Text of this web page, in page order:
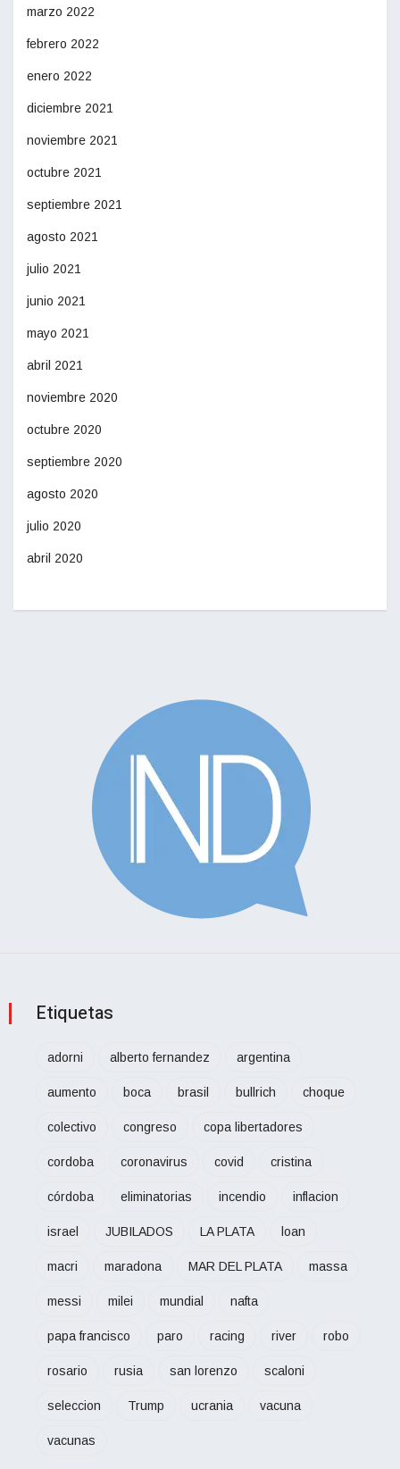
marzo 2022
febrero 2022
enero 2022
diciembre 2021
noviembre 2021
octubre 2021
septiembre 2021
agosto 2021
julio 2021
junio 2021
mayo 2021
abril 2021
noviembre 2020
octubre 2020
septiembre 2020
agosto 2020
julio 2020
abril 2020
Etiquetas
adorni alberto fernandez argentina
aumento boca brasil bullrich choque
colectivo congreso copa libertadores
cordoba coronavirus covid cristina
córdoba eliminatorias incendio inflacion
israel JUBILADOS LA PLATA loan
macri maradona MAR DEL PLATA massa
messi milei mundial nafta
papa francisco paro racing river robo
rosario rusia san lorenzo scaloni
seleccion Trump ucrania vacuna
vacunas